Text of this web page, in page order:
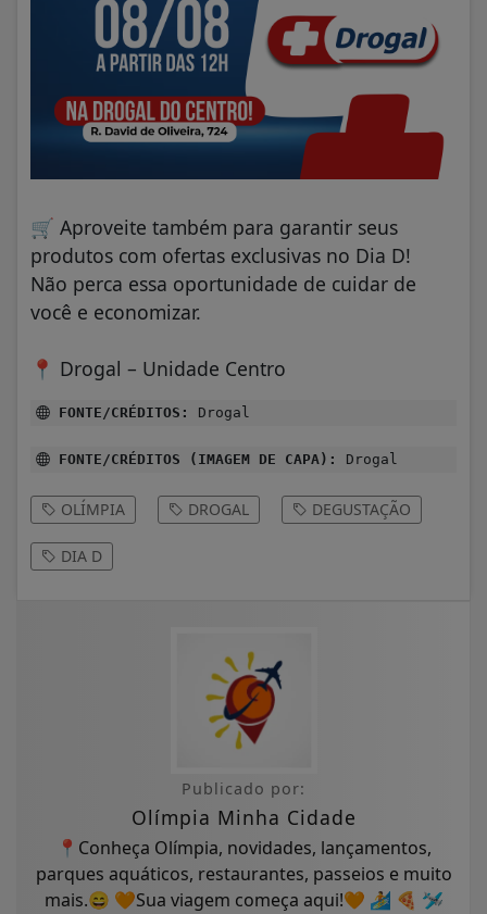
🛒 Aproveite também para garantir seus
produtos com ofertas exclusivas no Dia D!
Não perca essa oportunidade de cuidar de
você e economizar.
📍 Drogal – Unidade Centro
FONTE/CRÉDITOS: Drogal
FONTE/CRÉDITOS (IMAGEM DE CAPA): Drogal
OLÍMPIA DROGAL DEGUSTAÇÃO
DIA D
Publicado por:
Olímpia Minha Cidade
📍Conheça Olímpia, novidades, lançamentos,
parques aquáticos, restaurantes, passeios e muito
mais.😄 🧡Sua viagem começa aqui!🧡 🏄 🍕 🛩